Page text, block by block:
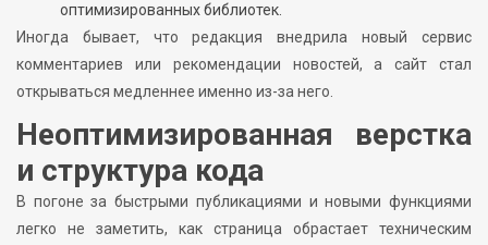
оптимизированных библиотек.
Иногда бывает, что редакция внедрила новый сервис
комментариев или рекомендации новостей, а сайт стал
открываться медленнее именно из-за него.
Неоптимизированная верстка
и структура кода
В погоне за быстрыми публикациями и новыми функциями
легко не заметить, как страница обрастает техническим